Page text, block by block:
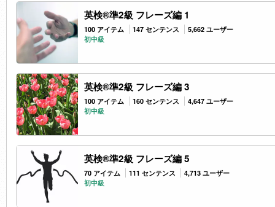
英検®準2級 フレーズ編 1
100 アイテム 147 センテンス
5,662 ユーザー
初中級
英検®準2級 フレーズ編 3
100 アイテム 160 センテンス
4,647 ユーザー
初中級
英検®準2級 フレーズ編 5
70 アイテム 111 センテンス
4,713 ユーザー
初中級